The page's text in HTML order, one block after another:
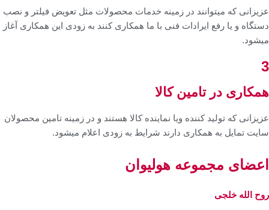
عزیزانی که میتوانند در زمینه خدمات محصولات مثل تعویض فیلتر و نصب
دستگاه و یا رفع ایرادات فنی با ما همکاری کنند به زودی این همکاری آغاز
میشود.
3
همکاری در تامین کالا
عزیزانی که تولید کننده ویا نماینده کالا هستند و در زمینه تامین محصولان
سایت تمایل به همکاری دارند شرایط به زودی اعلام میشود.
اعضای مجموعه هولیوان
روح الله خلجی